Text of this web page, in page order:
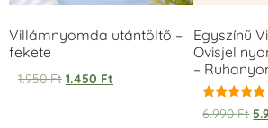
Villámnyomda utántöltő –
fekete
1.950Ft 1.450 Ft
Egyszínű
Ovisjel
–
Értékelés:
5.00
6.990Ft